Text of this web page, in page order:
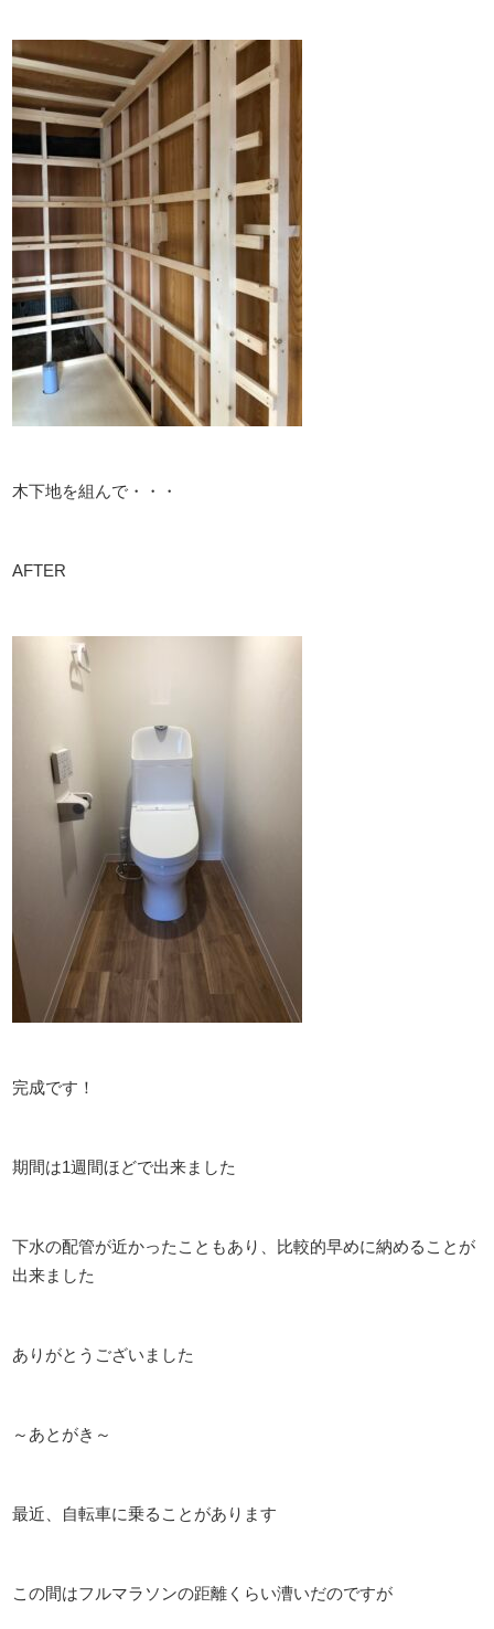
木下地を組んで・・・
AFTER
完成です！
期間は1週間ほどで出来ました
下水の配管が近かったこともあり、比較的早めに納めることが
出来ました
ありがとうございました
～あとがき～
最近、自転車に乗ることがあります
この間はフルマラソンの距離くらい漕いだのですが